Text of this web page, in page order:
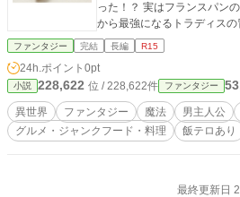
った！？ 実はフランスパンの形をした魔剣を駆使して、最弱
から最強になるトラディス
ファンタジー 完結 長編 R15
24h.ポイント 0pt
小説 228,622 位 / 228,622件 ファンタジー
異世界 ファンタジー 魔法 男主人公
グルメ・ジャンクフード・料理
飯テロあり
最終更新日